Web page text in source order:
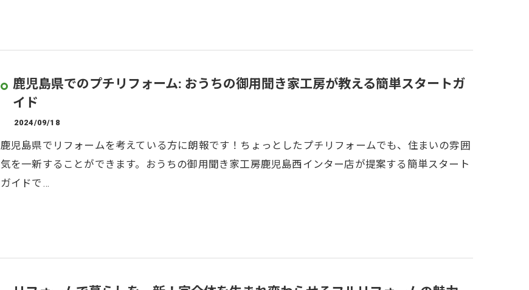
鹿児島県でのプチリフォーム: おうちの御用聞き家工房が教える簡単スタートガ
イド
2024/09/18
鹿児島県でリフォームを考えている方に朗報です！ちょっとしたプチリフォームでも、住まいの雰囲
気を一新することができます。おうちの御用聞き家工房鹿児島西インター店が提案する簡単スタート
ガイドで…